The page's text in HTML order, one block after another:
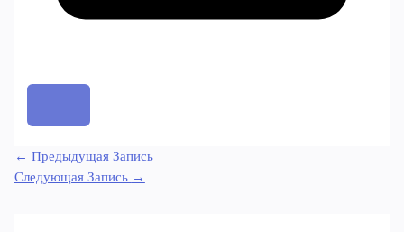
← Предыдущая Запись
Следующая Запись →